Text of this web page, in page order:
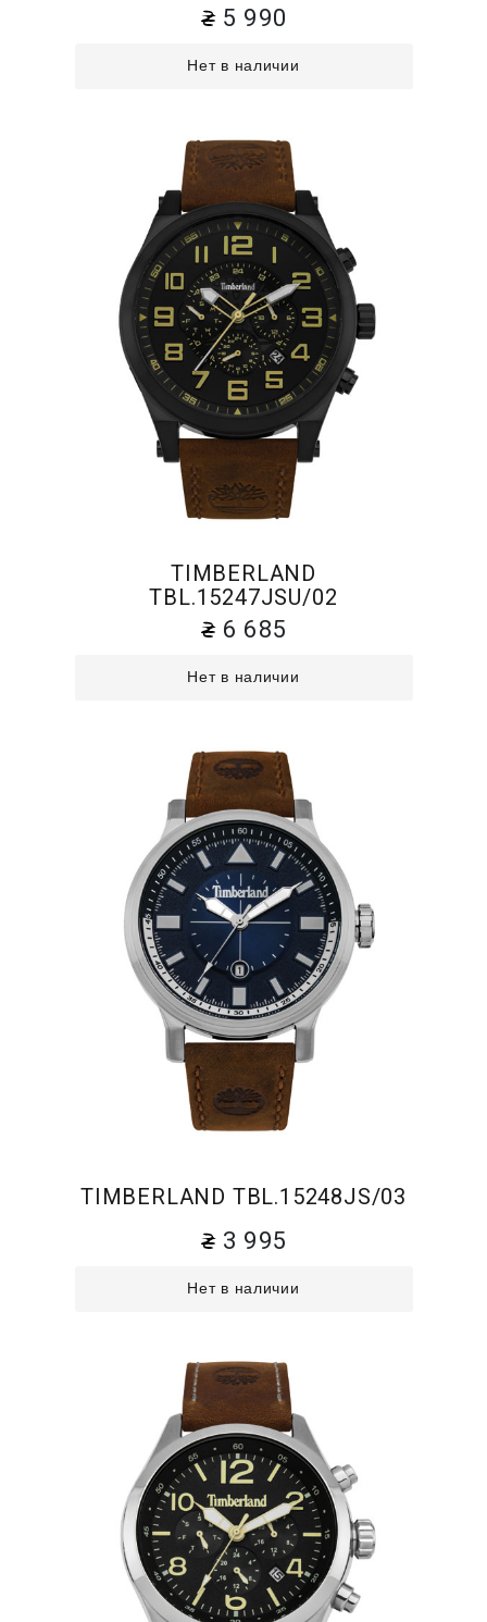
5 990
Нет в наличии
TIMBERLAND
TBL.15247JSU/02
6 685
Нет в наличии
TIMBERLAND TBL.15248JS/03
3 995
Нет в наличии